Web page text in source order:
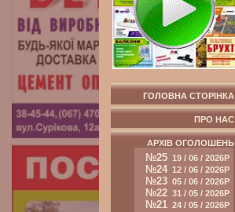
ГОЛОВНА СТОРІНКА
ПРО НАС
АРХІВ ОГОЛОШЕНЬ
№25 19 / 06 / 2026Р
№24 12 / 06 / 2026Р
№23 05 / 06 / 2026Р
№22 31 / 05 / 2026Р
№21 24 / 05 / 2026Р